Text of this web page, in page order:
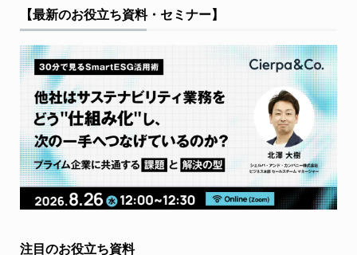
【最新のお役立ち資料・セミナー】
注目のお役立ち資料